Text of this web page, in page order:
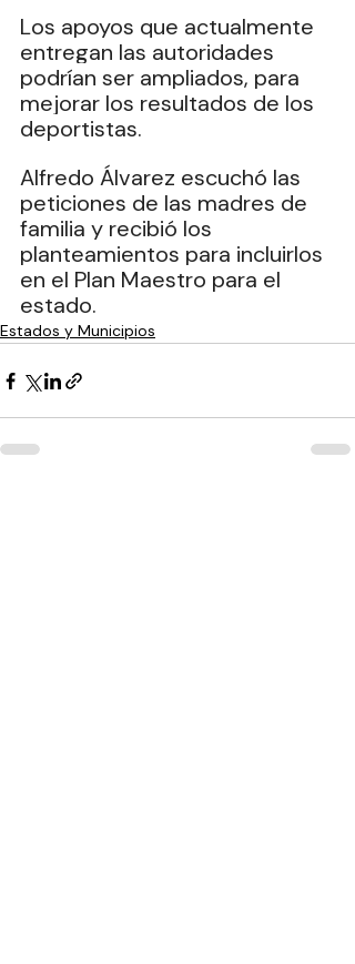
Los apoyos que actualmente
entregan las autoridades
podrían ser ampliados, para
mejorar los resultados de los
deportistas.
Alfredo Álvarez escuchó las
peticiones de las madres de
familia y recibió los
planteamientos para incluirlos
en el Plan Maestro para el
estado.
Estados y Municipios